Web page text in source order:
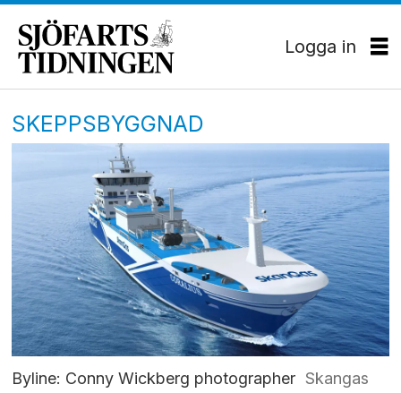
Logga in
SKEPPSBYGGNAD
Byline: Conny Wickberg photographer Skangas